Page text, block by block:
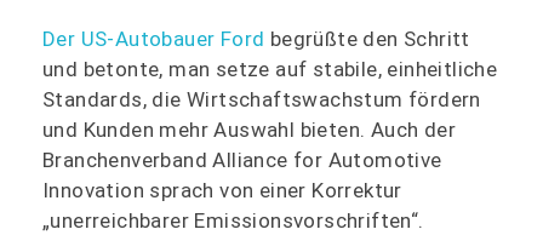
Der US-Autobauer Ford begrüßte den Schritt
und betonte, man setze auf stabile, einheitliche
Standards, die Wirtschaftswachstum fördern
und Kunden mehr Auswahl bieten. Auch der
Branchenverband Alliance for Automotive
Innovation sprach von einer Korrektur
„unerreichbarer Emissionsvorschriften“.